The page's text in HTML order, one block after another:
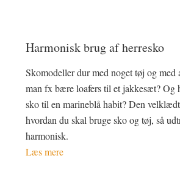
Harmonisk brug af herresko
Skomodeller dur med noget tøj og med
man fx bære loafers til et jakkesæt? Og
sko til en marineblå habit? Den
hvordan du skal bruge sko og tøj, så
harmonisk.
Læs mere